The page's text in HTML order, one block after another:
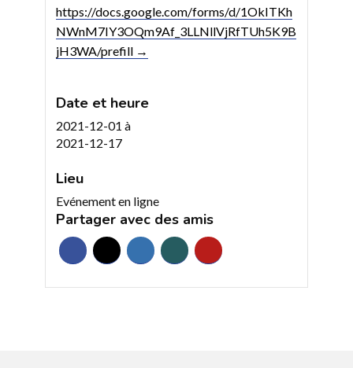
https://docs.google.com/forms/d/1OkITKh
NWnM7IY3OQm9Af_3LLNllVjRfTUh5K9B
jH3WA/prefill →
Date et heure
2021-12-01 à
2021-12-17
Lieu
Evénement en ligne
Partager avec des amis